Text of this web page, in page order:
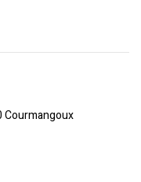
Courmangoux